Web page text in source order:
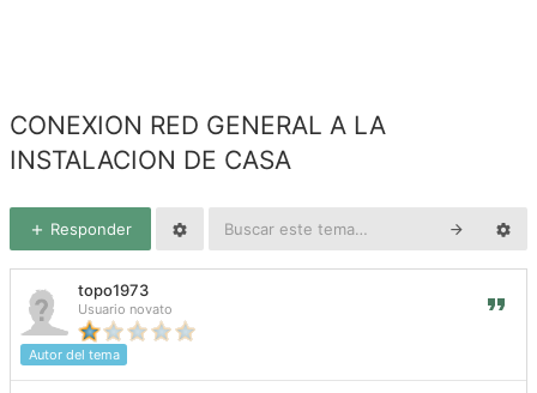
CONEXION RED GENERAL A LA
INSTALACION DE CASA
Responder
topo1973
Usuario novato
Autor del tema